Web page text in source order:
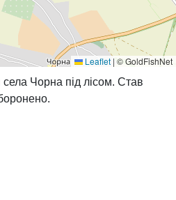
Leaflet | © GoldFishNet
Чорна під лісом. Став